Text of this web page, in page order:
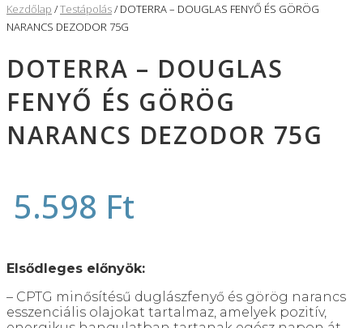
Kezdőlap /Testápolás/ DOTERRA – DOUGLAS FENYŐ ÉS GÖRÖG
NARANCS DEZODOR 75G
DOTERRA – DOUGLAS
FENYŐ ÉS GÖRÖG
NARANCS DEZODOR 75G
5.598 Ft
Elsődleges előnyök:
– CPTG minősítésű duglászfenyő és görög narancs
esszenciális olajokat tartalmaz, amelyek pozitív,